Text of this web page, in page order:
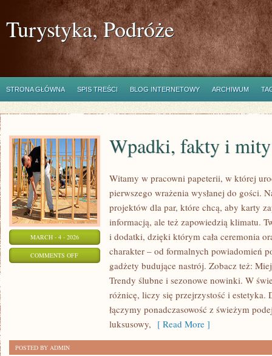
Turystyka, Podróże
STRONA GŁÓWNA SPIS TREŚCI BLOG INTERNETOWY ARCHIWUM
MARCH - 4 - 2026
COMMENTS OFFON
Wpadki, fakty i
Witamy w pracowni papeterii, w której
pierwszego wrażenia wysłanej do gości.
projektów dla par, które chcą, aby karty
informacją, ale też zapowiedzią klimatu.
i dodatki, dzięki którym cała ceremonia
charakter – od formalnych powiadomień
gadżety budujące nastrój. Zobacz też:
Trendy ślubne i sezonowe nowinki. W
różnicę, liczy się przejrzystość i estetyka.
łączymy ponadczasowość z świeżym
luksusowy, [ Read More ]
POSTED BY ADMIN